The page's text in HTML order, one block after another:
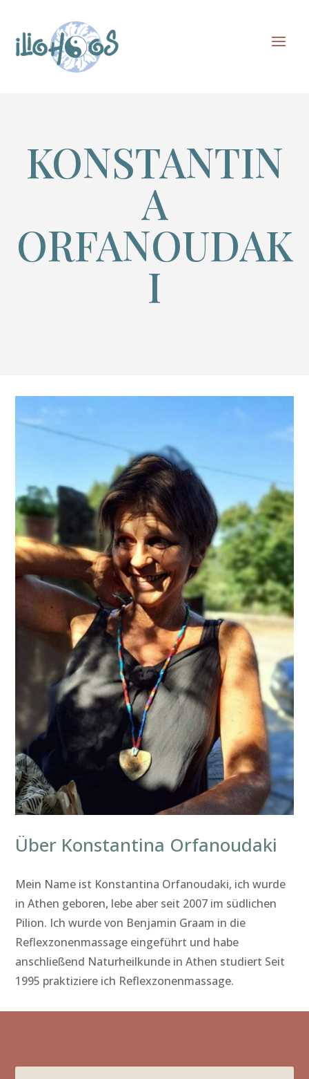
KONSTANTIN
A
ORFANOUDAK
I
Über Konstantina Orfanoudaki
Mein Name ist Konstantina Orfanoudaki, ich wurde
in Athen geboren, lebe aber seit 2007 im südlichen
Pilion. Ich wurde von Benjamin Graam in die
Reflexzonenmassage eingeführt und habe
anschließend Naturheilkunde in Athen studiert Seit
1995 praktiziere ich Reflexzonenmassage.